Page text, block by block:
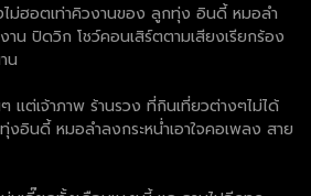
ม่ฮอตเท่าคิวงานของ ลูกทุ่ง อินดี้ หมอลำ
าน ปิดวิก โชว์คอนเสิร์ตตามเสียงเรียกร้อง
น
แต่เจ้าภาพ ร้านรวง ที่กินเที่ยวต่างๆไม่ได้
อินดี้ หมอลำลงกระหน่ำเอาใจคอเพลง สาย